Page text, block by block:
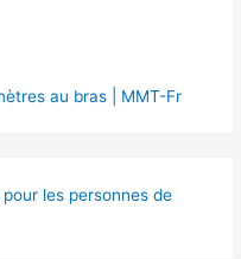
au bras | MMT-Fr
les personnes de